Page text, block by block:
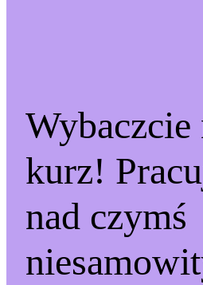
Wybaczcie
kurz!
nad czymś